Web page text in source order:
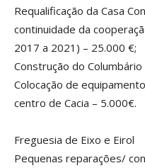
Requalificação da Casa
continuidade da
2017 a 2021) – 25.000 €;
Construção do
Colocação de
centro de Cacia – 5.000€.
Freguesia de Eixo e Eirol
Pequenas reparações/